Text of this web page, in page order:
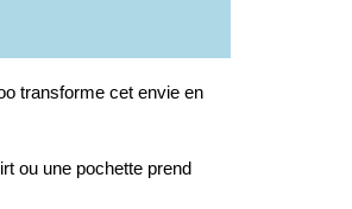
transforme cet envie en
ou une pochette prend